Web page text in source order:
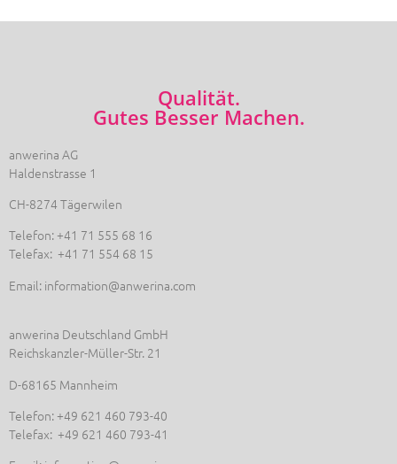
Qualität.
Gutes Besser Machen.
anwerina AG
Haldenstrasse 1
CH-8274 Tägerwilen
Telefon: +41 71 555 68 16
Telefax: +41 71 554 68 15
Email: information@anwerina.com
anwerina Deutschland GmbH
Reichskanzler-Müller-Str. 21
D-68165 Mannheim
Telefon: +49 621 460 793-40
Telefax: +49 621 460 793-41